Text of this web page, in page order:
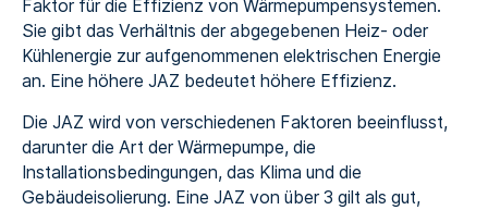
Faktor für die Effizienz von Wärmepumpensystemen.
Sie gibt das Verhältnis der abgegebenen Heiz- oder
Kühlenergie zur aufgenommenen elektrischen Energie
an. Eine höhere JAZ bedeutet höhere Effizienz.
Die JAZ wird von verschiedenen Faktoren beeinflusst,
darunter die Art der Wärmepumpe, die
Installationsbedingungen, das Klima und die
Gebäudeisolierung. Eine JAZ von über 3 gilt als gut,